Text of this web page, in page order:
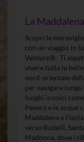
La
Scopri le
con un viaggio in
Venture®. Ti
vivere tutta la
nord-orientale
per navigare lungo
luoghi iconici
Pevero e le acque
Maddalena e
verso Budelli,
Madonna, dove i